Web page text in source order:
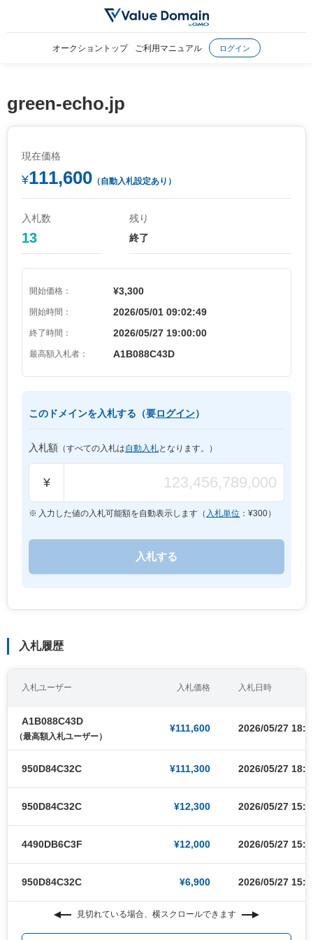
オークショントップ ご利用マニュアル ログイン
green-echo.jp
現在価格
¥111,600 （自動入札設定あり）
入札数
13
残り
終了
開始価格： ¥3,300
開始時間： 2026/05/01 09:02:49
終了時間： 2026/05/27 19:00:00
最高額入札者： A1B088C43D
このドメインを入札する（要ログイン）
入札額 （すべての入札は自動入札となります。）
¥
入力した値の入札可能額を自動表示します（ 入札単位 ：¥300）
入札履歴
入札ユーザー 入札価格 入札日時
A1B088C43D
（最高額入札ユーザー）
¥111,600 2026/05/27
950D84C32C ¥111,300 2026/05/27
950D84C32C ¥12,300 2026/05/27
4490DB6C3F ¥12,000 2026/05/27
950D84C32C ¥6,900 2026/05/27
見切れている場合、横スクロールできます